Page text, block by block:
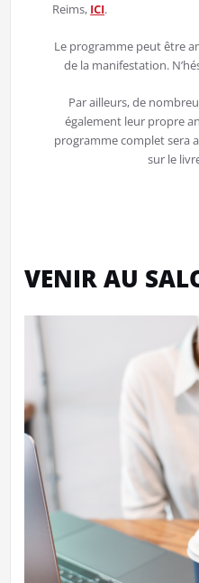
Reims, ICI.
Le programme peut être
de la manifestation.
Par ailleurs, de
également leur propre
programme complet sera
sur le
VENIR AU